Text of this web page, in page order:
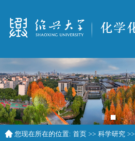
您现在所在的位置: 首页 >> 科学研究 >>